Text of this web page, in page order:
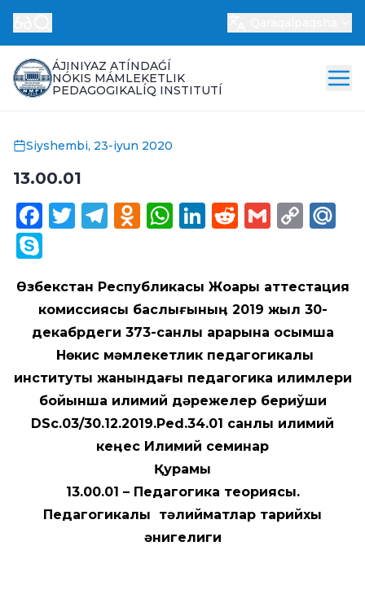
ÁJINIYAZ ATÍNDAǴÍ
NÓKIS MÁMLEKETLIK
PEDAGOGIKALÍQ INSTITUTÍ
Siyshembi, 23-iyun 2020
13.00.01
Facebook
Twitter
Telegram
Odnoklassniki
WhatsApp
LinkedIn
Reddit
Gmail
ϴзбекстан Республикасы Жоқары аттестация
комиссиясы баслығыныӊ 2019 жыл 30-
декабрдеги 373-санлы қарарына қосымша
Нөкис мәмлекетлик педагогикалық
институты жанындағы педагогика илимлери
бойынша илимий дәрежелер бериўши
DSс.03/30.12.2019.Ped.34.01 санлы илимий
кеӊес Илимий семинар
Қурамы
13.00.01 – Педагогика теориясы.
Педагогикалық тәлийматлар тарийхы
қәнигелиги